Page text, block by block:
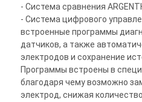
- Система сравнения
- Система цифрового
встроенные программы
датчиков, а также
электродов и сохранение
Программы встроены в
благодаря чему возможно
электрод, снижая